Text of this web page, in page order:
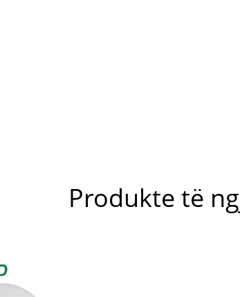
Produkte të